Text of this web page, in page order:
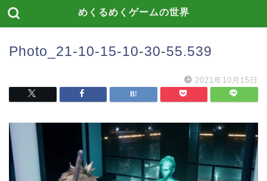
めくるめくゲームの世界
Photo_21-10-15-10-30-55.539
2021年10月15日